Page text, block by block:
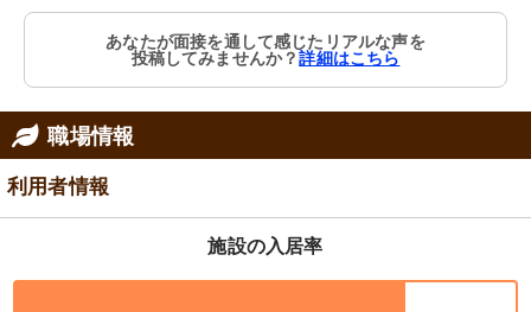
あなたが面接を通して感じたリアルな声を
投稿してみませんか？詳細はこちら
職場情報
利用者情報
施設の入居率